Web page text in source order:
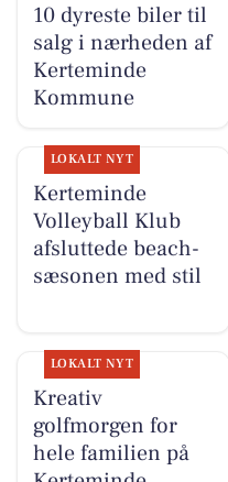
10 dyreste biler til
salg i nærheden af
Kerteminde
Kommune
LOKALT NYT
Kerteminde
Volleyball Klub
afsluttede beach-
sæsonen med stil
LOKALT NYT
Kreativ
golfmorgen for
hele familien på